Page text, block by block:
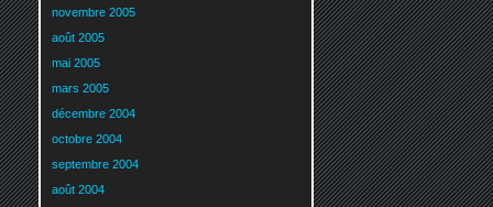
novembre 2005
août 2005
mai 2005
mars 2005
décembre 2004
octobre 2004
septembre 2004
août 2004